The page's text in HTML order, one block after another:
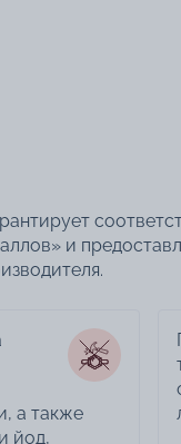
и
а также
йод,